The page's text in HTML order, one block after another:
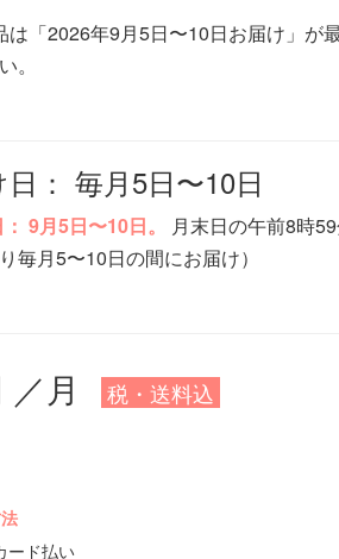
は「2026年9月5日〜10日お届け」が
。
： 毎月5日〜10日
9月5日〜10日。 月末日の午前8時
毎月5〜10日の間にお届け）
月 税・送料込
ード払い